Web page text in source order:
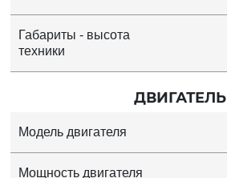
Габариты - высота
техники
ДВИГАТЕЛЬ
Модель двигателя
Мощность двигателя